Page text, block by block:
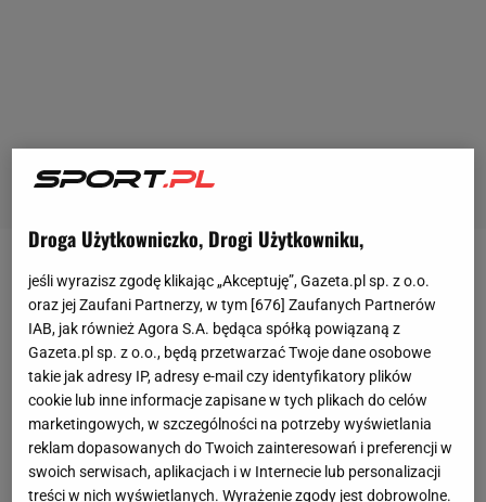
Rafał Majka wygrał po wspaniałej indywidualnej
akcji w Bukowinie Tatrzańskiej szósty, królewski
etap 71. Tour de Pologne. Na dzień przed
zakończeniem wyścigu kolarz ekipy Tinkoff-Saxo
zdobył żółtą koszulkę lidera. Przed ostatnim etapem
- 25-kilometrową "czasówką" w Krakowie - o 18
sekund wyprzedza Intxaustiego. Majka nie jest
wybitnym specjalistą w jeździe na czas, ale - jak
Droga Użytkowniczko, Drogi Użytkowniku,
jeśli wyrazisz zgodę klikając „Akceptuję”, Gazeta.pl sp. z o.o.
oraz jej Zaufani Partnerzy, w tym [676] Zaufanych Partnerów
IAB, jak również Agora S.A. będąca spółką powiązaną z
Gazeta.pl sp. z o.o., będą przetwarzać Twoje dane osobowe
takie jak adresy IP, adresy e-mail czy identyfikatory plików
cookie lub inne informacje zapisane w tych plikach do celów
marketingowych, w szczególności na potrzeby wyświetlania
reklam dopasowanych do Twoich zainteresowań i preferencji w
swoich serwisach, aplikacjach i w Internecie lub personalizacji
treści w nich wyświetlanych. Wyrażenie zgody jest dobrowolne.